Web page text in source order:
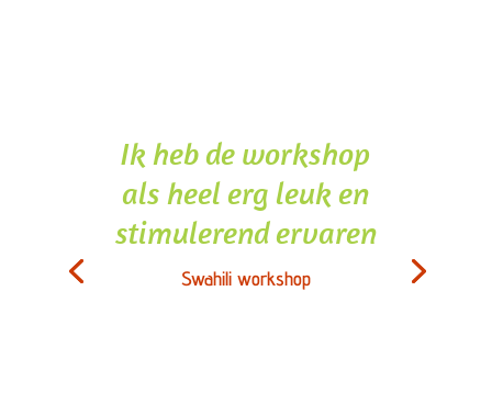
Ik heb de workshop
als heel erg leuk en
stimulerend ervaren
Swahili workshop